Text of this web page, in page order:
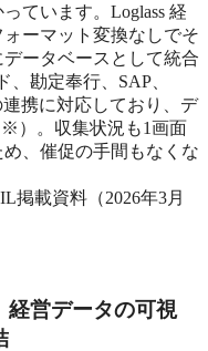
ています。Loglass 経
ーマット変換なしでそ
ータベースとして統合
、勘定奉行、SAP、
携に対応しており、デ
）。収集状況も1画面
、催促の手間もなくな
掲載資料（2026年3月
経営データの可視